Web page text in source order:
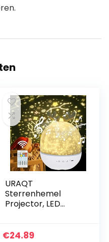
URAQT
Sterrenhemel
Projector, LED
Wave Projector
€24.89